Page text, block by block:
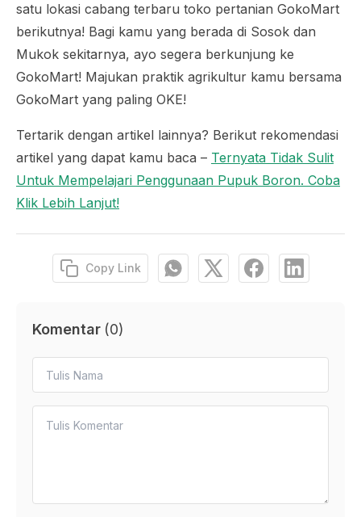
satu lokasi cabang terbaru toko pertanian GokoMart
berikutnya! Bagi kamu yang berada di Sosok dan
Mukok sekitarnya, ayo segera berkunjung ke
GokoMart! Majukan praktik agrikultur kamu bersama
GokoMart yang paling OKE!
Tertarik dengan artikel lainnya? Berikut rekomendasi
artikel yang dapat kamu baca – Ternyata Tidak Sulit
Untuk Mempelajari Penggunaan Pupuk Boron. Coba
Klik Lebih Lanjut!
Copy Link
Komentar (0)